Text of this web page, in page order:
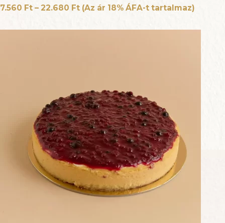
7.560 Ft – 22.680 Ft (Az ár 18% ÁFA-t tartalmaz)